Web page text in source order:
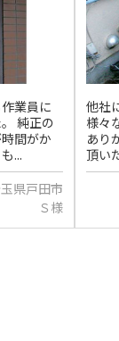
業員に
純正の
間がか
...
県戸田市
Ｓ様
他社
様々
あり
頂い